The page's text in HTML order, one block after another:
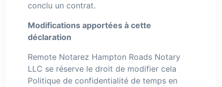
conclu un contrat.
Modifications apportées à cette
déclaration
Remote Notarez Hampton Roads Notary
LLC se réserve le droit de modifier cela
Politique de confidentialité de temps en